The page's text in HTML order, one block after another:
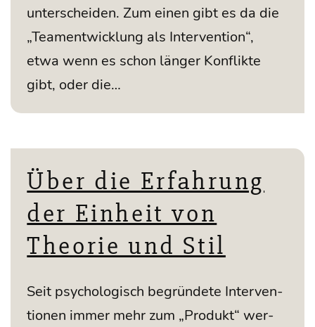
unter­schei­den. Zum einen gibt es da die
„Team­ent­wick­lung als Inter­ven­ti­on“,
etwa wenn es schon län­ger Kon­flik­te
gibt, oder die…
Über die Erfahrung
der Einheit von
Theorie und Stil
Seit psy­cho­lo­gisch begrün­de­te Inter­ven­
tio­nen immer mehr zum „Pro­dukt“ wer­